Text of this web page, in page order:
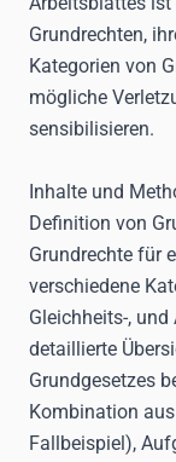
Grundrechten,
Kategorien von
mögliche
sensibilisieren.
Inhalte und
Definition von
Grundrechte für
verschiedene
Gleichheits-,
detaillierte
Grundgesetzes
Kombination
Fallbeispiel),